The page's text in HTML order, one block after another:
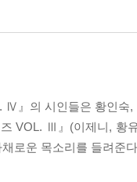
Ⅳ』의 시인들은 황인숙
VOL. Ⅲ』(이제니, 황
로운 목소리를 들려준